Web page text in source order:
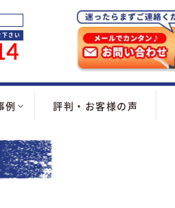
さい
例 評判・お客様の声